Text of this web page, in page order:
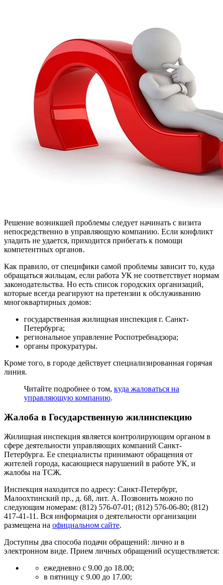
Решение возникшей проблемы следует начинать с визита
непосредственно в управляющую компанию. Если конфликт
уладить не удается, приходится прибегать к помощи
компетентных органов.
Как правило, от специфики самой проблемы зависит то, куда
обращаться жильцам, если работа УК не соответствует нормам
законодательства. Но есть список городских организаций,
которые всегда реагируют на претензии к обслуживанию
многоквартирных домов:
государственная жилищная инспекция г. Санкт-
Петербурга;
региональное управление Роспотребнадзора;
органы прокуратуры.
Кроме того, в городе действует специализированная горячая
линия.
Читайте подробнее о том, куда жаловаться на
управляющую компанию.
Жалоба в Государственную жилинспекцию
Жилищная инспекция является контролирующим органом в
сфере деятельности управляющих компаний Санкт-
Петербурга. Ее специалисты принимают обращения от
жителей города, касающиеся нарушений в работе УК, и
жалобы на ТСЖ.
Инспекция находится по адресу: Санкт-Петербург,
Малоохтинский пр., д. 68, лит. А. Позвонить можно по
следующим номерам: (812) 576-07-01; (812) 576-06-80; (812)
417-41-11. Вся информация о деятельности организации
размещена на официальном сайте.
Доступны два способа подачи обращений: лично и в
электронном виде. Прием личных обращений осуществляется:
ежедневно с 9.00 до 18.00;
в пятницу с 9.00 до 17.00;